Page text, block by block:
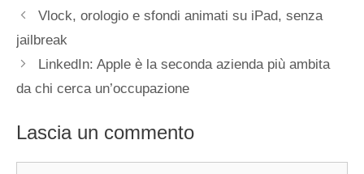
Vlock, orologio e sfondi animati su iPad, senza
jailbreak
LinkedIn: Apple è la seconda azienda più ambita
da chi cerca un’occupazione
Lascia un commento